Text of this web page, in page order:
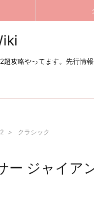
攻略やってます。先行情報
> クラシック
ー ジャイア